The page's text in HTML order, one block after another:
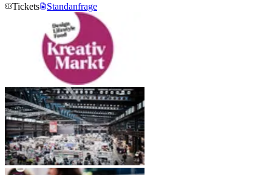
Tickets
Standanfrage